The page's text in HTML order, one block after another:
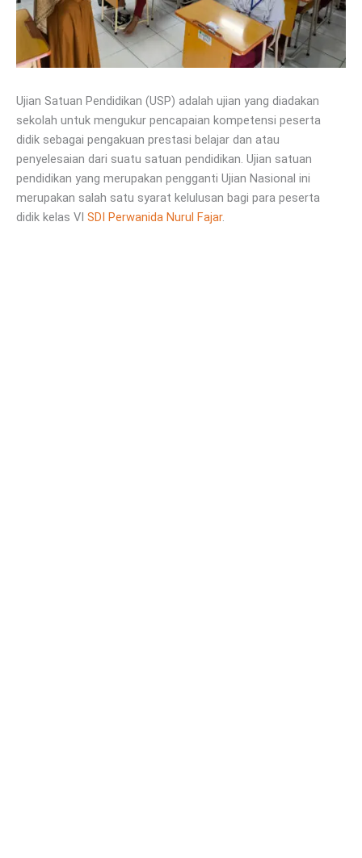
Ujian Satuan Pendidikan (USP) adalah ujian yang diadakan
sekolah untuk mengukur pencapaian kompetensi peserta
didik sebagai pengakuan prestasi belajar dan atau
penyelesaian dari suatu satuan pendidikan. Ujian satuan
pendidikan yang merupakan pengganti Ujian Nasional ini
merupakan salah satu syarat kelulusan bagi para peserta
didik kelas VI SDI Perwanida Nurul Fajar.